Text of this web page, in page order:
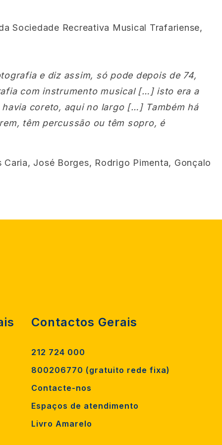
Sociedade Recreativa Musical Trafariense,
e diz assim, só pode depois de 74,
com instrumento musical […] isto era a
coreto, aqui no largo […] Também há
têm percussão ou têm sopro, é
José Borges, Rodrigo Pimenta, Gonçalo
Contactos Gerais
212 724 000
800206770 (gratuito rede fixa)
Contacte-nos
Espaços de atendimento
Livro Amarelo